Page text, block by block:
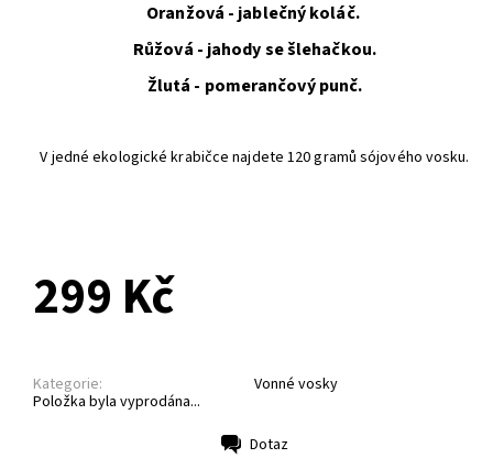
Oranžová - jablečný koláč.
Růžová - jahody se šlehačkou.
Žlutá - pomerančový punč.
V jedné ekologické krabičce najdete 120 gramů sójového vosku.
299 Kč
Kategorie:
Vonné vosky
Položka byla vyprodána...
Dotaz